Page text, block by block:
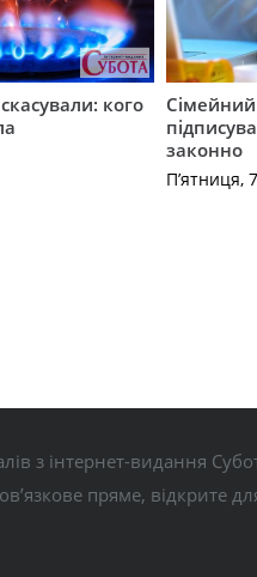
кого
Сімейний
законно
П’ятниця,
з інтернет-видання
пряме, відкрите